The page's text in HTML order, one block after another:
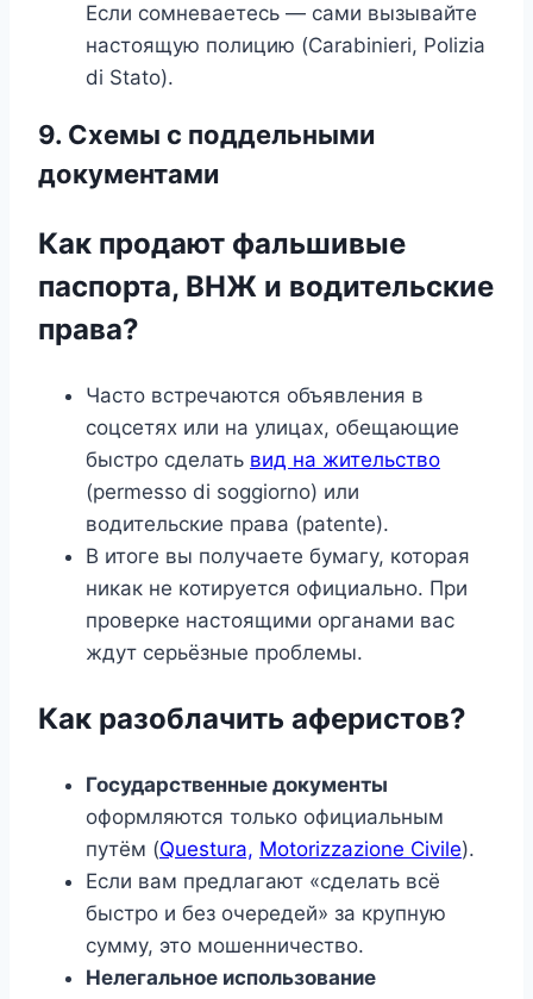
Если сомневаетесь — сами вызывайте
настоящую полицию (Carabinieri, Polizia
di Stato).
9. Схемы с поддельными
документами
Как продают фальшивые
паспорта, ВНЖ и водительские
права?
Часто встречаются объявления в
соцсетях или на улицах, обещающие
быстро сделать вид на жительство
(permesso di soggiorno) или
водительские права (patente).
В итоге вы получаете бумагу, которая
никак не котируется официально. При
проверке настоящими органами вас
ждут серьёзные проблемы.
Как разоблачить аферистов?
Государственные документы
оформляются только официальным
путём (Questura, Motorizzazione Civile).
Если вам предлагают «сделать всё
быстро и без очередей» за крупную
сумму, это мошенничество.
Нелегальное использование